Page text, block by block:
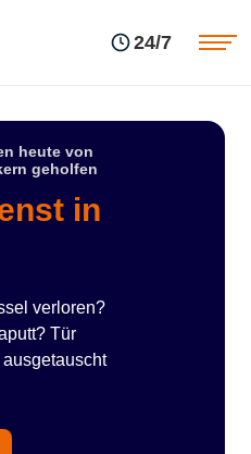
24/7
heute von
geholfen
in
verloren?
Tür